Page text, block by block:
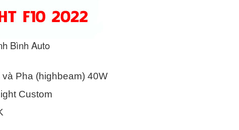
Bình Auto
Pha (highbeam) 40W
Custom